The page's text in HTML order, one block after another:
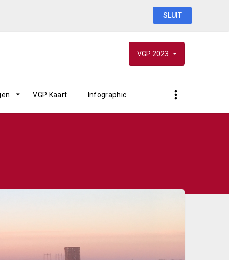
SLUIT
VGP 2023
VGP Kaart Infographic